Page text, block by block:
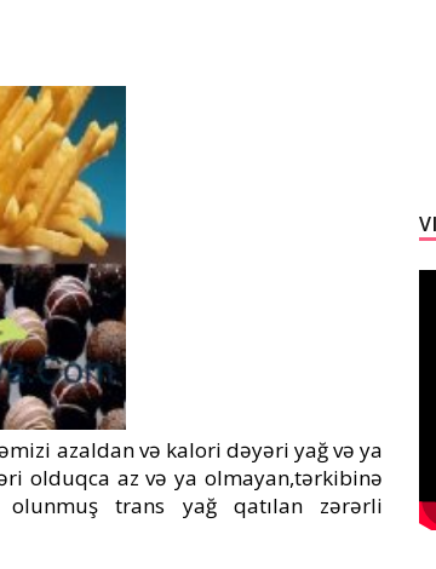
azaldan və kalori dəyəri yağ və ya
olduqca az və ya olmayan,tərkibinə
olunmuş trans yağ qatılan zərərli